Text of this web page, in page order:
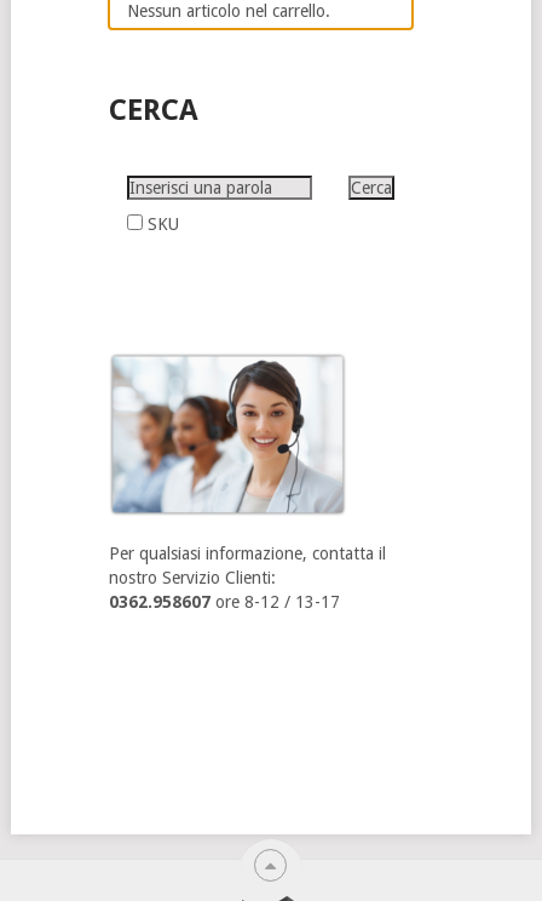
Nessun articolo nel carrello.
CERCA
SKU
Per qualsiasi informazione, contatta il
nostro Servizio Clienti:
0362.958607ore 8-12 / 13-17